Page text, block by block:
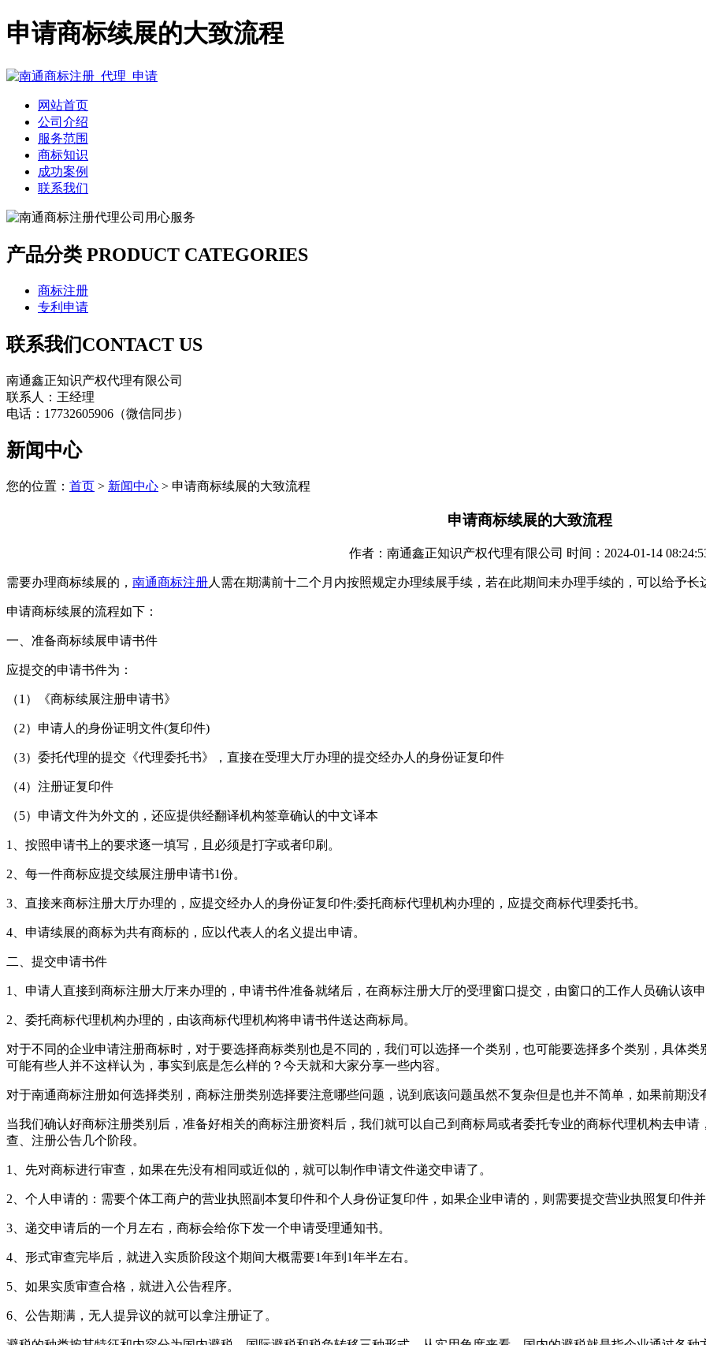
申请商标续展的大致流程
网站首页
公司介绍
服务范围
商标知识
成功案例
联系我们
产品分类 PRODUCT CATEGORIES
商标注册
专利申请
联系我们CONTACT US
南通鑫正知识产权代理有限公司
联系人：王经理
电话：17732605906（微信同步）
新闻中心
您的位置： 首页 > 新闻中心 > 申请商标续展的大致流程
申请商标续展的大致流程
作者：南通鑫正知识产权代理有限公司 时间：2024-01-14
需要办理商标续展的， 南通商标注册人需在期满前十二个月内按照规定办理续展手续，若在此期间未办理手续的，可以给予长
申请商标续展的流程如下：
一、准备商标续展申请书件
应提交的申请书件为：
（1）《商标续展注册申请书》
（2）申请人的身份证明文件(复印件)
（3）委托代理的提交《代理委托书》，直接在受理大厅办理的提交经办人的身份证复印件
（4）注册证复印件
（5）申请文件为外文的，还应提供经翻译机构签章确认的中文译本
1、按照申请书上的要求逐一填写，且必须是打字或者印刷。
2、每一件商标应提交续展注册申请书1份。
3、直接来商标注册大厅办理的，应提交经办人的身份证复印件;委托商标代理机构办理的，应提交商标代理委托书。
4、申请续展的商标为共有商标的，应以代表人的名义提出申请。
二、提交申请书件
1、申请人直接到商标注册大厅来办理的，申请书件准备就绪后，在商标注册大厅的受理窗口提交，由窗口的工作人员确认该申
2、委托商标代理机构办理的，由该商标代理机构将申请书件送达商标局。
对于不同的企业申请注册商标时，对于要选择商标类别也是不同的，我们可以选择一个类别，也可能要选择多个类别，具体
可能有些人并不这样认为，事实到底是怎么样的？今天就和大家分享一些内容。
对于南通商标注册如何选择类别，商标注册类别选择要注意哪些问题，说到底该问题虽然不复杂但是也并不简单，如果前期没
当我们确认好商标注册类别后，准备好相关的商标注册资料后，我们就可以自己到商标局或者委托专业的商标代理机构去申
查、注册公告几个阶段。
1、先对商标进行审查，如果在先没有相同或近似的，就可以制作申请文件递交申请了。
2、个人申请的：需要个体工商户的营业执照副本复印件和个人身份证复印件，如果企业申请的，则需要提交营业执照复印件
3、递交申请后的一个月左右，商标会给你下发一个申请受理通知书。
4、形式审查完毕后，就进入实质阶段这个期间大概需要1年到1年半左右。
5、如果实质审查合格，就进入公告程序。
6、公告期满，无人提异议的就可以拿注册证了。